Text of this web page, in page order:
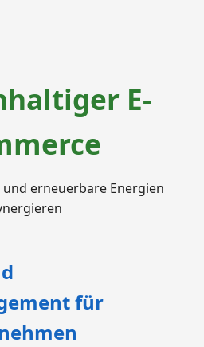
E-
erneuerbare Energien
für